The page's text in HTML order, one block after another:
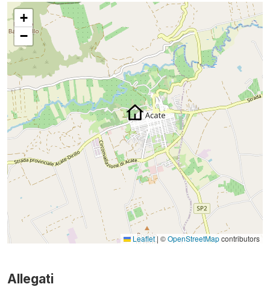
+
−
Leaflet | ©OpenStreetMapcontributors
Allegati